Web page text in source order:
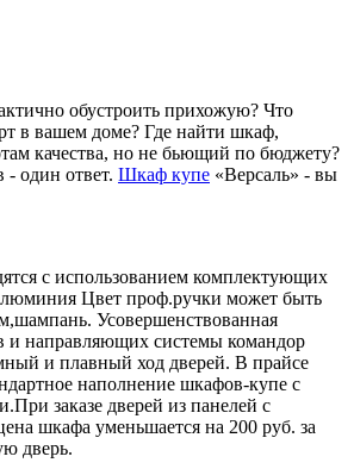
обустроить прихожую? Что
в вашем доме? Где найти шкаф,
качества, но не бьющий по бюджету?
один ответ. Шкаф купе «Версаль» - вы
с использованием комплектующих
Цвет проф.ручки может быть
Усовершенствованная
и направляющих системы командор
и плавный ход дверей. В прайсе
наполнение шкафов-купе с
заказе дверей из панелей с
шкафа уменьшается на 200 руб. за
дверь.